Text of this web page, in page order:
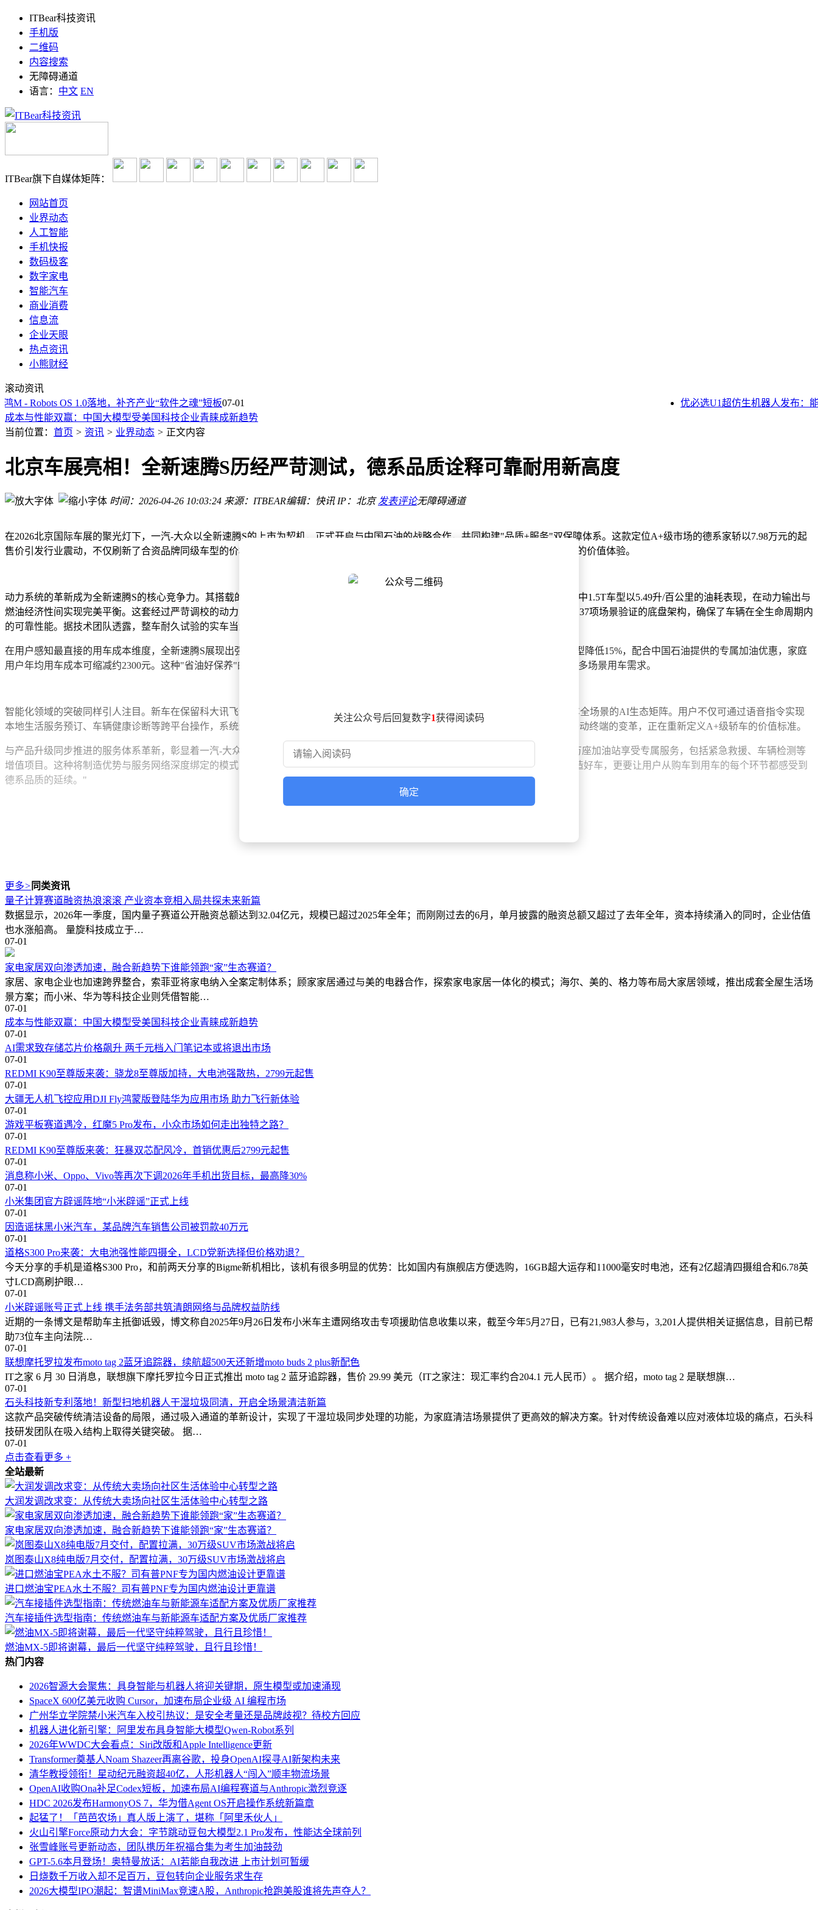
ITBear科技资讯
手机版
二维码
内容搜索
无障碍通道
语言： 中文 EN
ITBear旗下自媒体矩阵：
网站首页
业界动态
人工智能
手机快报
数码极客
数字家电
智能汽车
商业消费
信息流
企业天眼
热点资讯
小熊财经
滚动资讯
- Robots OS 1.0落地，补齐产业“软件之魂”短板07-01 优必选U1超仿生机器人发布：能
小米集团官方辟谣阵地“小米辟谣”正式上线
量子计算赛道融资热浪滚滚 产业资本竞相入局共探未来新篇
家电家居双向渗透加速，融合新趋势下谁能领跑“家”生态赛道？
成本与性能双赢：中国大模型受美国科技企业青睐成新趋势
AI需求致存储芯片价格飙升 两千元档入门笔记本或将退出市场
大疆无人机飞控应用DJI Fly鸿蒙版登陆华为应用市场 助力飞行新体验
游戏平板赛道遇冷，红魔5 Pro发布，小众市场如何走出独特之路？
消息称小米、Oppo、Vivo等再次下调2026年手机出货目标，最高降30%
量子计算赛道融资热浪滚滚 产业资本竞相入局共探未来新篇
当前位置： 首页 > 资讯 > 业界动态 > 正文内容
北京车展亮相！全新速腾S历经严苛测试，德系品质诠释可靠耐用新高度
时间：2026-04-26 10:03:24 来源：ITBEAR编辑：快讯 IP：北京 发表评论无障碍通道
在2026北京国际车展的聚光灯下，一汽-大众以全新速腾S的上市为契机，正式开启与中国石油的战略合作，共同构建"品质+服务"双保障体系。这款定位A+级市场的德系家轿以7.98万元的起
售价引发行业震动，不仅刷新了合资品牌同级车型的价格基准，更通过"大厂品质"与"大厂服务"的深度融合，为消费者提供了超越价格的价值体验。
动力系统的革新成为全新速腾S的核心竞争力。其搭载的"双1.5黄金动力矩阵"包含EA211 1.5升自然吸气与1.5T涡轮增压两款发动机，其中1.5T车型以5.49升/百公里的油耗表现，在动力输出与
燃油经济性间实现完美平衡。这套经过严苛调校的动力系统，配合经过18公里黑山魔鬼路段下坡制动试验、1600分钟极限淋雨测试等3137项场景验证的底盘架构，确保了车辆在全生命周期内
的可靠性能。据技术团队透露，整车耐久试验的实车当量里程接近千万公里，门把手等部件更需通过零下40度至80度的极端温差测试。
在用户感知最直接的用车成本维度，全新速腾S展现出强大的市场穿透力。通过优化动力总成与保养周期，新车单次保养费用较前代车型降低15%，配合中国石油提供的专属加油优惠，家庭
用户年均用车成本可缩减约2300元。这种"省油好保养"的特性，与其提供的22处灵活储物空间、双屏联动智能座舱形成互补，精准切中多场景用车需求。
智能化领域的突破同样引人注目。新车在保留科大讯飞语音交互系统的基础上，创新性地引入DeepSeek和豆包大模型，构建起覆盖用车全场景的AI生态矩阵。用户不仅可通过语音指令实现
本地生活服务预订、车辆健康诊断等跨平台操作，系统还能根据驾驶习惯自动优化动力输出模式。这种将汽车从交通工具升级为智能移动终端的变革，正在重新定义A+级轿车的价值标准。
与产品升级同步推进的服务体系革新，彰显着一汽-大众的战略纵深。通过与中国石油建立的"能源+出行"生态联盟，车主可在全国超2万座加油站享受专属服务，包括紧急救援、车辆检测等
增值项目。这种将制造优势与服务网络深度绑定的模式，正在形成其他品牌难以复制的竞争壁垒。正如现场工程师所言："我们不仅要造好车，更要让用户从购车到用车的每个环节都感受到
德系品质的延续。"
关注公众号后回复数字1获得阅读码
确定
更多> 同类资讯
量子计算赛道融资热浪滚滚 产业资本竞相入局共探未来新篇
数据显示，2026年一季度，国内量子赛道公开融资总额达到32.04亿元，规模已超过2025年全年；而刚刚过去的6月，单月披露的融资总额又超过了去年全年，资本持续涌入的同时，企业估值
也水涨船高。 量旋科技成立于…
07-01
家电家居双向渗透加速，融合新趋势下谁能领跑“家”生态赛道？
家居、家电企业也加速跨界整合，索菲亚将家电纳入全案定制体系；顾家家居通过与美的电器合作，探索家电家居一体化的模式；海尔、美的、格力等布局大家居领域，推出成套全屋生活场
景方案；而小米、华为等科技企业则凭借智能…
07-01
成本与性能双赢：中国大模型受美国科技企业青睐成新趋势
07-01
AI需求致存储芯片价格飙升 两千元档入门笔记本或将退出市场
07-01
REDMI K90至尊版来袭：骁龙8至尊版加持，大电池强散热，2799元起售
07-01
大疆无人机飞控应用DJI Fly鸿蒙版登陆华为应用市场 助力飞行新体验
07-01
游戏平板赛道遇冷，红魔5 Pro发布，小众市场如何走出独特之路？
07-01
REDMI K90至尊版来袭：狂暴双芯配风冷，首销优惠后2799元起售
07-01
消息称小米、Oppo、Vivo等再次下调2026年手机出货目标，最高降30%
07-01
小米集团官方辟谣阵地“小米辟谣”正式上线
07-01
因造谣抹黑小米汽车，某品牌汽车销售公司被罚款40万元
07-01
道格S300 Pro来袭：大电池强性能四摄全，LCD党新选择但价格劝退？
今天分享的手机是道格S300 Pro，和前两天分享的Bigme新机相比，该机有很多明显的优势：比如国内有旗舰店方便选购，16GB超大运存和11000毫安时电池，还有2亿超清四摄组合和6.78英
寸LCD高刷护眼…
07-01
小米辟谣账号正式上线 携手法务部共筑清朗网络与品牌权益防线
近期的一条博文是帮助车主抵御诋毁，博文称自2025年9月26日发布小米车主遭网络攻击专项援助信息收集以来，截至今年5月27日，已有21,983人参与，3,201人提供相关证据信息，目前已帮
助73位车主向法院…
07-01
联想摩托罗拉发布moto tag 2蓝牙追踪器，续航超500天还新增moto buds 2 plus新配色
IT之家 6 月 30 日消息，联想旗下摩托罗拉今日正式推出 moto tag 2 蓝牙追踪器，售价 29.99 美元（IT之家注：现汇率约合204.1 元人民币）。 据介绍，moto tag 2 是联想旗…
07-01
石头科技新专利落地！新型扫地机器人干湿垃圾同清，开启全场景清洁新篇
这款产品突破传统清洁设备的局限，通过吸入通道的革新设计，实现了干湿垃圾同步处理的功能，为家庭清洁场景提供了更高效的解决方案。针对传统设备难以应对液体垃圾的痛点，石头科
技研发团队在吸入结构上取得关键突破。 据…
07-01
点击查看更多 +
全站最新
大润发调改求变：从传统大卖场向社区生活体验中心转型之路
家电家居双向渗透加速，融合新趋势下谁能领跑“家”生态赛道？
岚图泰山X8纯电版7月交付，配置拉满，30万级SUV市场激战将启
进口燃油宝PEA水土不服？司有普PNF专为国内燃油设计更靠谱
汽车接插件选型指南：传统燃油车与新能源车适配方案及优质厂家推荐
燃油MX-5即将谢幕，最后一代坚守纯粹驾驶，且行且珍惜！
热门内容
2026智源大会聚焦：具身智能与机器人将迎关键期，原生模型或加速涌现
SpaceX 600亿美元收购 Cursor，加速布局企业级 AI 编程市场
广州华立学院禁小米汽车入校引热议：是安全考量还是品牌歧视？待校方回应
机器人进化新引擎：阿里发布具身智能大模型Qwen-Robot系列
2026年WWDC大会看点：Siri改版和Apple Intelligence更新
Transformer奠基人Noam Shazeer再离谷歌，投身OpenAI探寻AI新架构未来
清华教授领衔！星动纪元融资超40亿，人形机器人“闯入”顺丰物流场景
OpenAI收购Ona补足Codex短板，加速布局AI编程赛道与Anthropic激烈竞逐
HDC 2026发布HarmonyOS 7，华为借Agent OS开启操作系统新篇章
起猛了！「芭芭农场」真人版上演了，堪称「阿里禾伙人」
火山引擎Force原动力大会：字节跳动豆包大模型2.1 Pro发布，性能达全球前列
张雪峰账号更新动态，团队携历年祝福合集为考生加油鼓劲
GPT-5.6本月登场！奥特曼放话：AI若能自我改进 上市计划可暂缓
日烧数千万收入却不足百万，豆包转向企业服务求生存
2026大模型IPO潮起：智谱MiniMax竞速A股，Anthropic抢跑美股谁将先声夺人？